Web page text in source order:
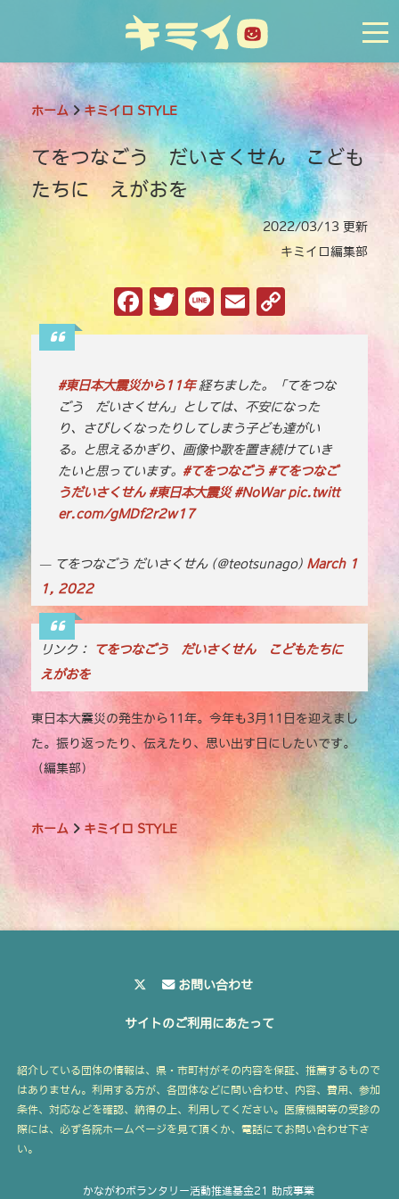
ホーム キミイロ STYLE
てをつなごう だいさくせん こども
たちに えがおを
2022/03/13 更新
キミイロ編集部
F
a
e
b
o
o
k
T
w
te
r
Li
n
E
m
l
o
y
Li
n
k
#東日本大震災から11年経ちました。「てをつな
ごう だいさくせん」としては、不安になった
り、さびしくなったりしてしまう子ども達がい
る。と思えるかぎり、画像や歌を置き続けていき
たいと思っています。 #てをつなごう #てをつなご
うだいさくせん #東日本大震災 #NoWar pic.twitt
er.com/gMDf2r2w17
— てをつなごう だいさくせん (@teotsunago) March 1
1, 2022
リンク：
てをつなごう だいさくせん こどもたちに
えがおを
東日本大震災の発生から11年。今年も3月11日を迎えまし
た。振り返ったり、伝えたり、思い出す日にしたいです。
（編集部）
ホーム キミイロ STYLE
お問い合わせ
サイトのご利用にあたって
紹介している団体の情報は、県・市町村がその内容を保証、推薦するもので
はありません。利用する方が、各団体などに問い合わせ、内容、費用、参加
条件、対応などを確認、納得の上、利用してください。医療機関等の受診の
際には、必ず各院ホームページを見て頂くか、電話にてお問い合わせ下さ
い。
かながわボランタリー活動推進基金21 助成事業